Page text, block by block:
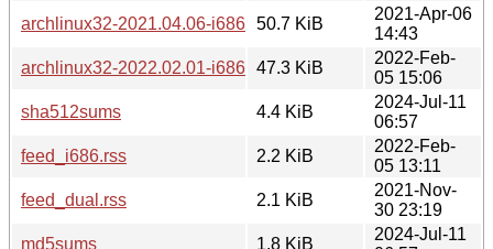
archlinux32-2021.04.06-i686.iso.torrent
50.7 KiB
2021-Apr-06
14:43
archlinux32-2022.02.01-i686.iso.torrent
47.3 KiB
2022-Feb-
05 15:06
sha512sums
4.4 KiB
2024-Jul-11
06:57
feed_i686.rss
2.2 KiB
2022-Feb-
05 13:11
feed_dual.rss
2.1 KiB
2021-Nov-
30 23:19
md5sums
1.8 KiB
2024-Jul-11